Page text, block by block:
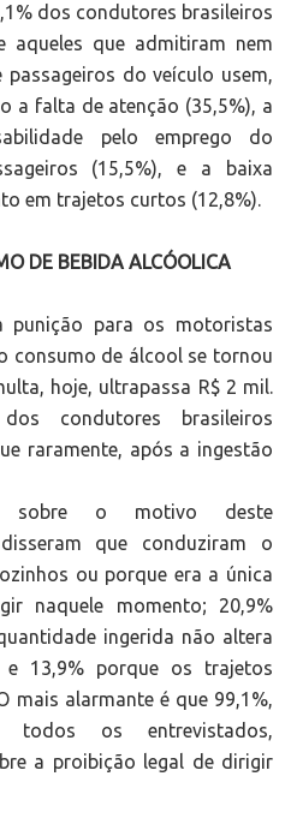
dos condutores brasileiros
aqueles que admitiram nem
do veículo usem,
a falta de atenção (35,5%), a
pelo emprego do
(15,5%), e a baixa
em trajetos curtos (12,8%).
DE BEBIDA ALCÓOLICA
punição para os motoristas
consumo de álcool se tornou
hoje, ultrapassa R$ 2 mil.
condutores brasileiros
raramente, após a ingestão
sobre o motivo deste
que conduziram o
ou porque era a única
naquele momento; 20,9%
ingerida não altera
13,9% porque os trajetos
mais alarmante é que 99,1%,
todos os entrevistados,
a proibição legal de dirigir